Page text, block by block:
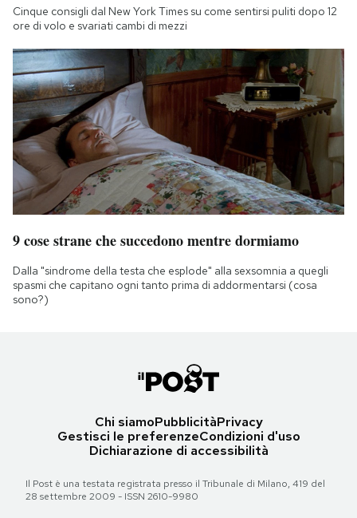
Cinque consigli dal New York Times su come sentirsi puliti dopo 12
ore di volo e svariati cambi di mezzi
9 cose strane che succedono mentre dormiamo
Dalla "sindrome della testa che esplode" alla sexsomnia a quegli
spasmi che capitano ogni tanto prima di addormentarsi (cosa
sono?)
Chi siamoPubblicitàPrivacy
Gestisci le preferenzeCondizioni d'uso
Dichiarazione di accessibilità
Il Post è una testata registrata presso il Tribunale di Milano, 419 del
28 settembre 2009 - ISSN 2610-9980